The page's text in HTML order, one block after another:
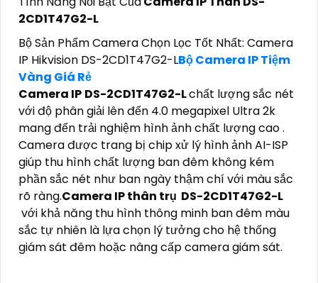
2CD1T47G2-L
Bộ Sản Phẩm Camera Chọn Lọc Tốt Nhất: Camera
IP Hikvision DS-2CD1T47G2-LBộ Camera IP Tiệm
Vàng Giá Rẻ
Camera IP DS-2CD1T47G2-Lchất lượng sắc nét
với độ phân giải lên đến 4.0 megapixel Ultra 2k
mang đến trải nghiệm hình ảnh chất lượng cao .
Camera được trang bị chip xử lý hình ảnh AI-ISP
giúp thu hình chất lượng ban đêm không kém
phần sắc nét như ban ngày thậm chí với màu sắc
rõ ràng.Camera IP thân trụ DS-2CD1T47G2-L
với khả năng thu hình thông minh ban đêm màu
sắc tự nhiên là lựa chọn lý tưởng cho hệ thống
giám sát đêm hoặc nâng cấp camera giám sát.